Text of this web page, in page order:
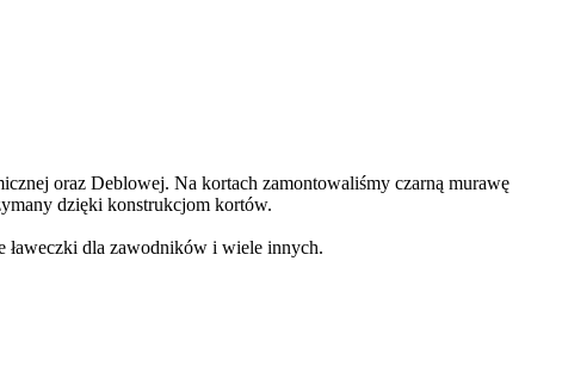
oraz Deblowej. Na kortach zamontowaliśmy czarną murawę
dzięki konstrukcjom kortów.
ławeczki dla zawodników i wiele innych.